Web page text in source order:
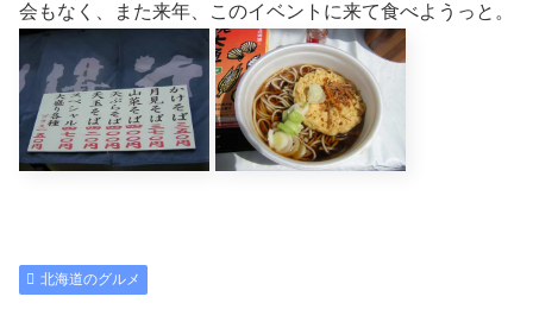
会もなく、また来年、このイベントに来て食べようっと。
北海道のグルメ